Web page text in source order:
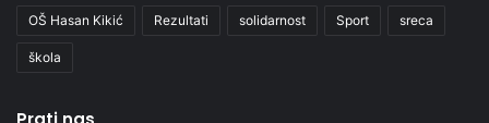
OŠ Hasan Kikić Rezultati solidarnost Sport sreca
škola